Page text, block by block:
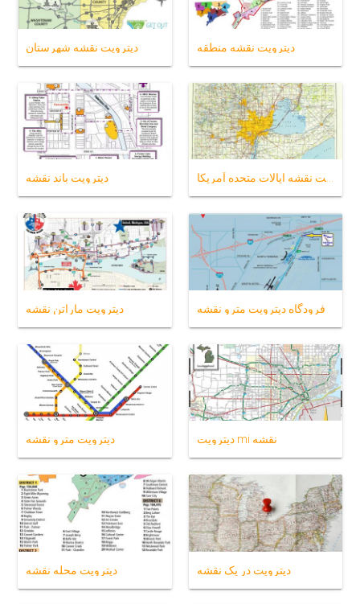
دیترویت نقشه شهرستان دیترویت نقشه منطقه
دیترویت باند نقشه دیترویت نقشه ایالات متحده آمریکا
دیترویت ماراتن نقشه فرودگاه دیترویت مترو نقشه
دیترویت مترو نقشه دیترویت mi نقشه
دیترویت محله نقشه دیترویت در یک نقشه